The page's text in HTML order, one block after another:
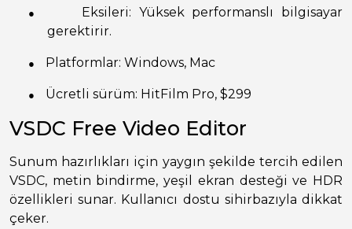
●
Eksileri: Yüksek performanslı bilgisayar
gerektirir.
● Platformlar: Windows, Mac
● Ücretli sürüm: HitFilm Pro, $299
VSDC Free Video Editor
Sunum hazırlıkları için yaygın şekilde tercih edilen
VSDC, metin bindirme, yeşil ekran desteği ve HDR
özellikleri sunar. Kullanıcı dostu sihirbazıyla dikkat
çeker.